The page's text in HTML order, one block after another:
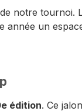
notre
année un
édition. Ce